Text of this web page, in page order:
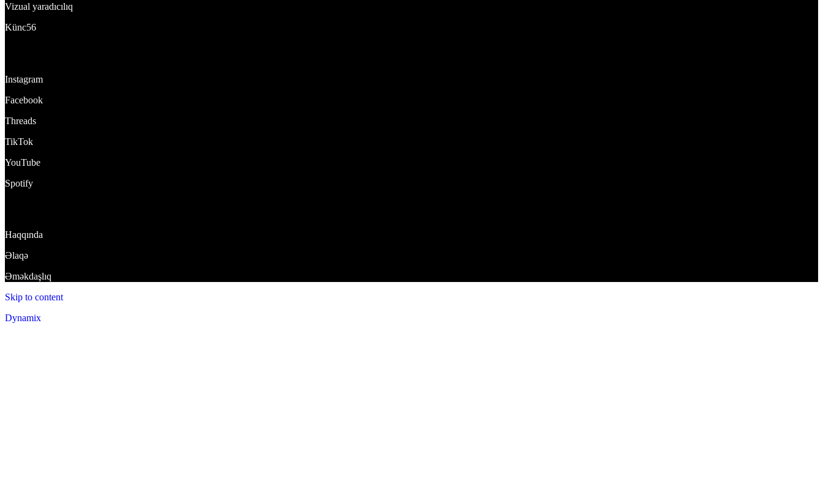
Vizual yaradıcılıq
Künc56
Instagram
Facebook
Threads
TikTok
YouTube
Spotify
Haqqında
Əlaqə
Əməkdaşlıq
Skip to content
Dynamix